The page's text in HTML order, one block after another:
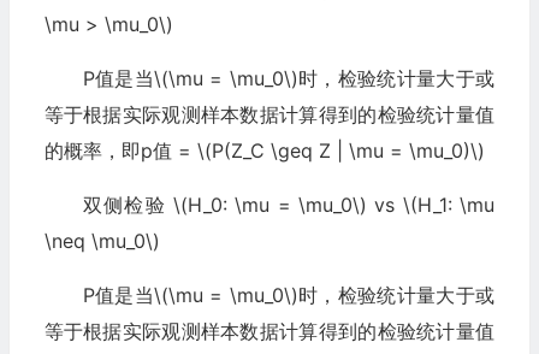
\mu > \mu_0\)
P值是当\(\mu = \mu_0\)时，检验统计量大于或
等于根据实际观测样本数据计算得到的检验统计量值
的概率，即p值 = \(P(Z_C \geq Z | \mu = \mu_0)\)
双侧检验 \(H_0: \mu = \mu_0\) vs \(H_1: \mu
\neq \mu_0\)
P值是当\(\mu = \mu_0\)时，检验统计量大于或
等于根据实际观测样本数据计算得到的检验统计量值